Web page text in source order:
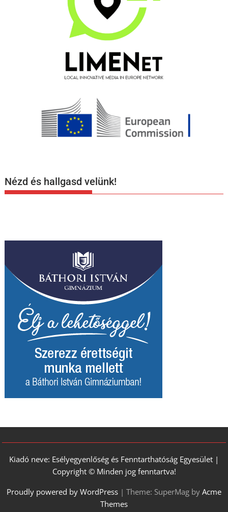
Nézd és hallgasd velünk!
Kiadó neve: Esélyegyenlőség és Fenntarthatóság Egyesület |
Copyright © Minden jog fenntartva!
Proudly powered by WordPress | Theme: SuperMag by Acme
Themes